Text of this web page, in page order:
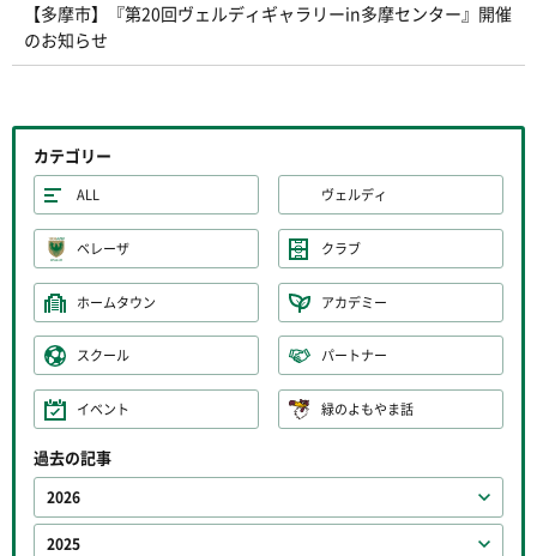
【多摩市】『第20回ヴェルディギャラリーin多摩センター』開催
のお知らせ
カテゴリー
ALL ヴェルディ
ベレーザ クラブ
ホームタウン アカデミー
スクール パートナー
イベント 緑のよもやま話
過去の記事
2026
2025